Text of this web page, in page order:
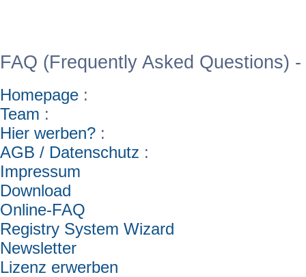
FAQ (Frequently Asked Questions)
Homepage :
Team :
Hier werben? :
AGB / Datenschutz :
Impressum
Download
Online-FAQ
Registry System Wizard
Newsletter
Lizenz erwerben